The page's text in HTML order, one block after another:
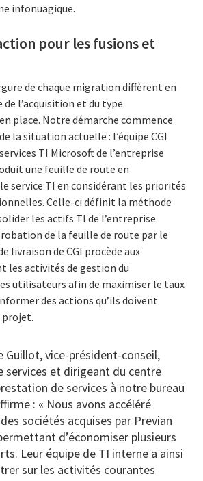
infonuagique.
pour les fusions et
de chaque migration diffèrent en
l’acquisition et du type
place. Notre démarche commence
la situation actuelle : l’équipe CGI
TI Microsoft de l’entreprise
une feuille de route en
service TI en considérant les priorités
Celle-ci définit la méthode
les actifs TI de l’entreprise
de la feuille de route par le
livraison de CGI procède aux
les activités de gestion du
utilisateurs afin de maximiser le taux
des actions qu’ils doivent
projet.
Guillot, vice-président-conseil,
services et dirigeant du centre
de services à notre bureau
: « Nous avons accéléré
sociétés acquises par Previan
d’économiser plusieurs
Leur équipe de TI interne a ainsi
sur les activités courantes